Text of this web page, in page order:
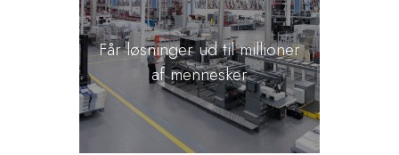
Får løsninger ud til millioner
af mennesker